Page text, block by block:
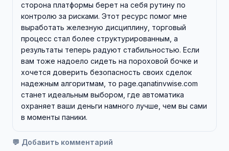
сторона платформы берет на себя рутину по
контролю за рисками. Этот ресурс помог мне
выработать железную дисциплину, торговый
процесс стал более структурированным, а
результаты теперь радуют стабильностью. Если
вам тоже надоело сидеть на пороховой бочке и
хочется доверить безопасность своих сделок
надежным алгоритмам, то page.qanatinvwise.com
станет идеальным выбором, где автоматика
охраняет ваши деньги намного лучше, чем вы сами
в моменты паники.
💬 Добавить комментарий